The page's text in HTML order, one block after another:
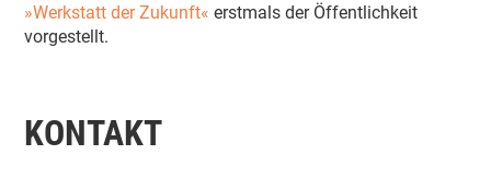
»Werkstatt der Zukunft« erstmals der Öffentlichkeit
vorgestellt.
KONTAKT